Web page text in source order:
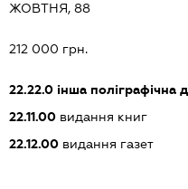
ЖОВТНЯ, 88
212 000 грн.
22.22.0інша поліграфічна
22.11.00видання книг
22.12.00видання газет